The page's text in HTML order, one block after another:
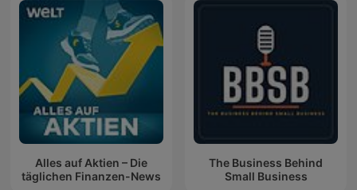
Alles auf Aktien – Die
täglichen Finanzen-News
The Business Behind
Small Business